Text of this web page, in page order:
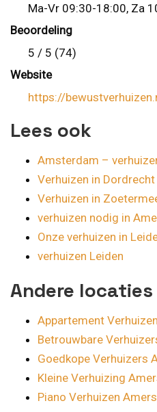
Ma-Vr 09:30-18:00, Za
Beoordeling
5 / 5 (74)
Website
https://
Lees ook
Amsterdam –
Verhuizen in Dordrecht
Verhuizen in
verhuizen nodig in
Onze verhuizen in
verhuizen Leiden
Andere locaties
Appartement
Betrouwbare
Goedkope Verhuizers
Kleine Verhuizing
Piano Verhuizen